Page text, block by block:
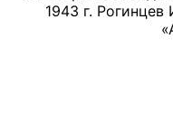
1943 г.